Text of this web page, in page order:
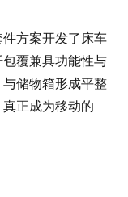
方案开发了床车
覆兼具功能性与
储物箱形成平整
正成为移动的